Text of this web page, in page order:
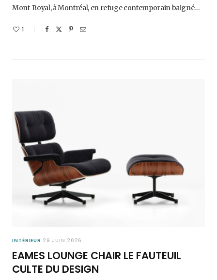
Mont-Royal, à Montréal, en refuge contemporain baigné…
1
INTÉRIEUR 29 JUIN 2026
EAMES LOUNGE CHAIR LE FAUTEUIL
CULTE DU DESIGN